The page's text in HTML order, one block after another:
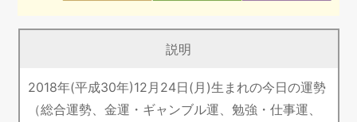
説明
2018年(平成30年)12月24日(月)生まれの今日の運勢
（総合運勢、金運・ギャンブル運、勉強・仕事運、